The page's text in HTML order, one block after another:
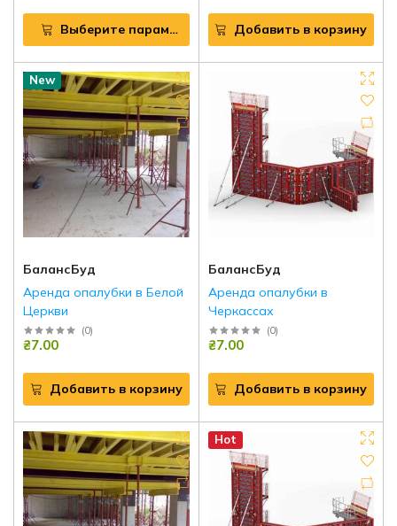
Выберите параметры Добавить в корзину
New
БалансБуд
Аренда опалубки в Белой
Церкви
(0)
₴7.00
Добавить в корзину
БалансБуд
Аренда опалубки в
Черкассах
(0)
₴7.00
Добавить в корзину
Hot